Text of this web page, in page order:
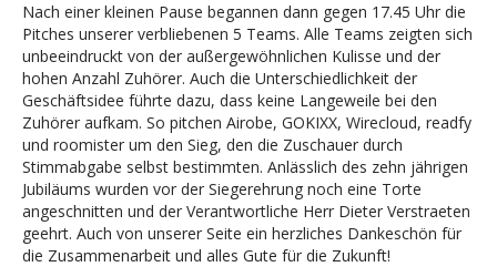
Nach einer kleinen Pause begannen dann gegen 17.45 Uhr die
Pitches unserer verbliebenen 5 Teams. Alle Teams zeigten sich
unbeeindruckt von der außergewöhnlichen Kulisse und der
hohen Anzahl Zuhörer. Auch die Unterschiedlichkeit der
Geschäftsidee führte dazu, dass keine Langeweile bei den
Zuhörer aufkam. So pitchen Airobe, GOKIXX, Wirecloud, readfy
und roomister um den Sieg, den die Zuschauer durch
Stimmabgabe selbst bestimmten. Anlässlich des zehn jährigen
Jubiläums wurden vor der Siegerehrung noch eine Torte
angeschnitten und der Verantwortliche Herr Dieter Verstraeten
geehrt. Auch von unserer Seite ein herzliches Dankeschön für
die Zusammenarbeit und alles Gute für die Zukunft!